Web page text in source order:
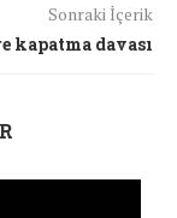
Sonraki İçerik
kapatma davası